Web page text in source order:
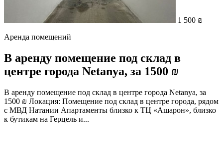
1 500 ₪
Аренда помещений
В аренду помещение под склад в
центре города Netanya, за 1500 ₪
В аренду помещение под склад в центре города Netanya, за
1500 ₪ Локация: Помещение под склад в центре города, рядом
с МВД Натании Апартаменты близко к ТЦ «Ашарон», близко
к бутикам на Герцель и...